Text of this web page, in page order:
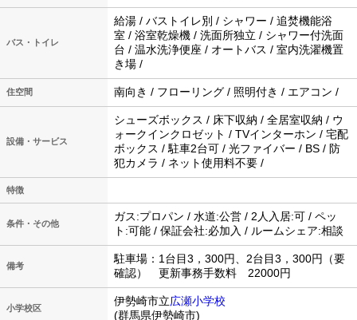
バス・トイレ
給湯 / バストイレ別 / シャワー / 追焚機能浴
室 / 浴室乾燥機 / 洗面所独立 / シャワー付洗面
台 / 温水洗浄便座 / オートバス / 室内洗濯機置
き場 /
住空間 南向き / フローリング / 照明付き / エアコン /
設備・サービス
シューズボックス / 床下収納 / 全居室収納 / ウ
ォークインクロゼット / TVインターホン / 宅配
ボックス / 駐車2台可 / 光ファイバー / BS / 防
犯カメラ / ネット使用料不要 /
特徴
条件・その他
ガス:プロパン / 水道:公営 / 2人入居:可 / ペッ
ト:可能 / 保証会社:必加入 / ルームシェア:相談
備考
駐車場：1台目3，300円、2台目3，300円（要
確認） 更新事務手数料 22000円
小学校区
伊勢崎市立広瀬小学校
(群馬県伊勢崎市)